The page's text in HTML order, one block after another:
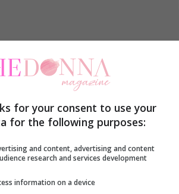
for your consent to use your
for the following purposes:
and content, advertising and content
research and services development
information on a device